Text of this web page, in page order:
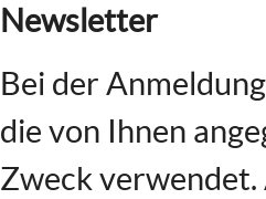
Newsletter
Bei der
die von Ihnen
Zweck